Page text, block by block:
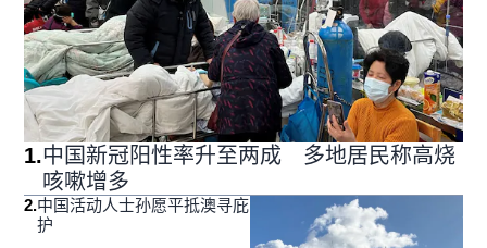
1.中国新冠阳性率升至两成 多地居民称高烧
咳嗽增多
2.中国活动人士孙愿平抵澳寻庇
护